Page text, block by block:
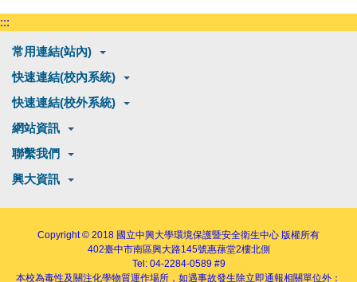
:::
常用連結(站內)
快速連結(校內系統)
快速連結(校外系統)
網站資訊
聯繫我們
興大資訊
Copyright © 2018 國立中興大學環境保護暨安全衛生中心 版權所有
402臺中市南區興大路145號惠蓀堂2樓北側
Tel: 04-2284-0589 #9
本校為毒性及關注化學物質運作場所，如遇事故發生除立即通報相關單位外：